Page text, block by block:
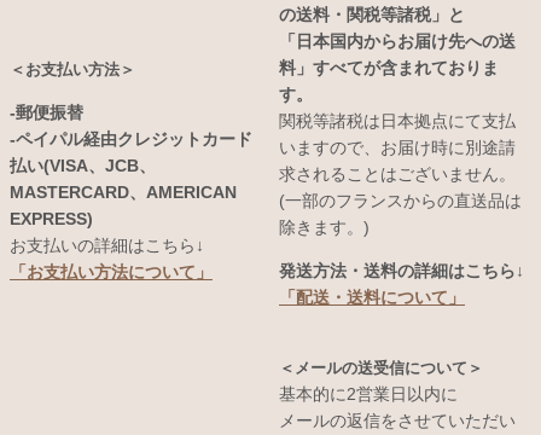
＜お支払い方法＞
-郵便振替
-ペイパル経由クレジットカード
払い(VISA、JCB、
MASTERCARD、AMERICAN
EXPRESS)
お支払いの詳細はこちら↓
「お支払い方法について」
の送料・関税等諸税」と
「日本国内からお届け先への送
料」すべてが含まれておりま
す。
関税等諸税は日本拠点にて支払
いますので、お届け時に別途請
求されることはございません。
(一部のフランスからの直送品は
除きます。)
発送方法・送料の詳細はこちら↓
「配送・送料について」
＜メールの送受信について＞
基本的に2営業日以内に
メールの返信をさせていただい